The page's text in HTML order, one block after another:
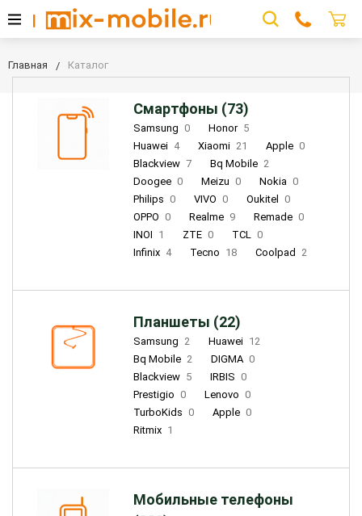
Главная Каталог
Смартфоны (73)
Samsung 0 Honor 5
Huawei 4 Xiaomi 21 Apple 0
Blackview 7 Bq Mobile 2
Doogee 0 Meizu 0 Nokia 0
Philips 0 VIVO 0 Oukitel
0
OPPO 0 Realme 9 Remade 0
INOI 1 ZTE 0 TCL 0
Infinix 4 Tecno 18 Coolpad 2
Планшеты (22)
Samsung 2 Huawei 12
Bq Mobile 2 DIGMA 0
Blackview 5 IRBIS 0
Prestigio 0 Lenovo 0
TurboKids 0 Apple 0
Ritmix 1
Мобильные телефоны